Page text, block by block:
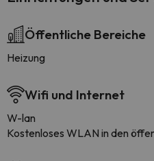
Öffentliche Bereiche
Heizung
Wifi und Internet
W-lan
Kostenloses WLAN in den